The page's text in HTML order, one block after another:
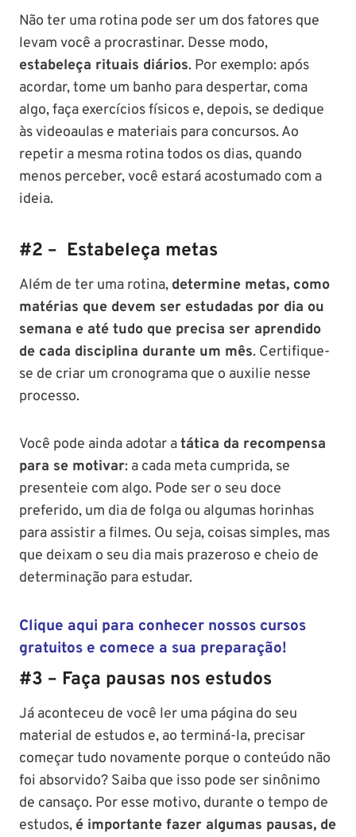
Não ter uma rotina pode ser um dos fatores que
levam você a procrastinar. Desse modo,
estabeleça rituais diários. Por exemplo: após
acordar, tome um banho para despertar, coma
algo, faça exercícios físicos e, depois, se dedique
às videoaulas e materiais para concursos. Ao
repetir a mesma rotina todos os dias, quando
menos perceber, você estará acostumado com a
ideia.
#2 – Estabeleça metas
Além de ter uma rotina, determine metas, como
matérias que devem ser estudadas por dia ou
semana e até tudo que precisa ser aprendido
de cada disciplina durante um mês. Certifique-
se de criar um cronograma que o auxilie nesse
processo.
Você pode ainda adotar atática da recompensa
para se motivar: a cada meta cumprida, se
presenteie com algo. Pode ser o seu doce
preferido, um dia de folga ou algumas horinhas
para assistir a filmes. Ou seja, coisas simples, mas
que deixam o seu dia mais prazeroso e cheio de
determinação para estudar.
Clique aqui para conhecer nossos cursos
gratuitos e comece a sua preparação!
#3 – Faça pausas nos estudos
Já aconteceu de você ler uma página do seu
material de estudos e, ao terminá-la, precisar
começar tudo novamente porque o conteúdo não
foi absorvido? Saiba que isso pode ser sinônimo
de cansaço. Por esse motivo, durante o tempo de
estudos, é importante fazer algumas pausas, de